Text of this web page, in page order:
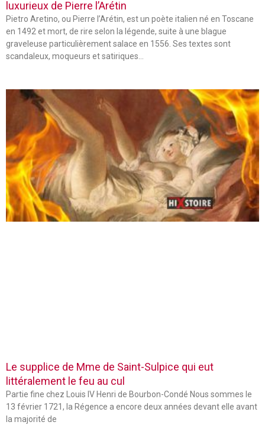
luxurieux de Pierre l’Arétin
Pietro Aretino, ou Pierre l’Arétin, est un poète italien né en Toscane
en 1492 et mort, de rire selon la légende, suite à une blague
graveleuse particulièrement salace en 1556. Ses textes sont
scandaleux, moqueurs et satiriques…
Le supplice de Mme de Saint-Sulpice qui eut
littéralement le feu au cul
Partie fine chez Louis IV Henri de Bourbon-Condé Nous sommes le
13 février 1721, la Régence a encore deux années devant elle avant
la majorité de